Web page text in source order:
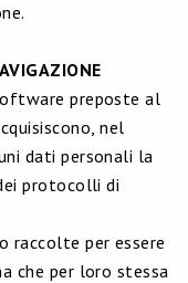
preposte al
nel
dati personali la
protocolli di
raccolte per essere
che per loro stessa